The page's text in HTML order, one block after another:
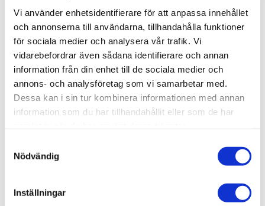
Vi använder enhetsidentifierare för att anpassa innehållet
och annonserna till användarna, tillhandahålla funktioner
för sociala medier och analysera vår trafik. Vi
vidarebefordrar även sådana identifierare och annan
information från din enhet till de sociala medier och
annons- och analysföretag som vi samarbetar med.
Dessa kan i sin tur kombinera informationen med annan
information som du har tillhandahållit eller som de har
Nödvändig
Inställningar
• 7.5 - 13.9g (using cartridge spacer)
• 18.7 - 25.1g (including head shell)
Audio Output
• 1 x PHONO (Pin Jack)
• 1 x EARTH TERMINAL
General:
• Power Supply: AC220-240 V, 50/60 Hz
• Dimensions (BxHxD) 453x173x372mm
Accessories: